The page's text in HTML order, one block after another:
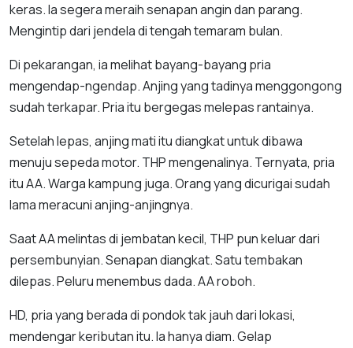
keras. Ia segera meraih senapan angin dan parang.
Mengintip dari jendela di tengah temaram bulan.
Di pekarangan, ia melihat bayang-bayang pria
mengendap-ngendap. Anjing yang tadinya menggongong
sudah terkapar. Pria itu bergegas melepas rantainya.
Setelah lepas, anjing mati itu diangkat untuk dibawa
menuju sepeda motor. THP mengenalinya. Ternyata, pria
itu AA. Warga kampung juga. Orang yang dicurigai sudah
lama meracuni anjing-anjingnya.
Saat AA melintas di jembatan kecil, THP pun keluar dari
persembunyian. Senapan diangkat. Satu tembakan
dilepas. Peluru menembus dada. AA roboh.
HD, pria yang berada di pondok tak jauh dari lokasi,
mendengar keributan itu. Ia hanya diam. Gelap